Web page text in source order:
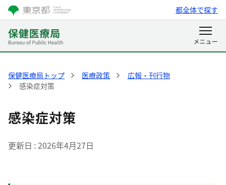
都全体で探す
保健医療局トップ 医療政策
広報・刊行物
感染症対策
感染症対策
更新日 2026年4月27日